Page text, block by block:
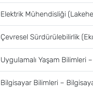
Elektrik Mühendisliği
Çevresel Sürdürülebilirlik
Uygulamalı Yaşam Bilimleri
Bilgisayar Bilimleri –